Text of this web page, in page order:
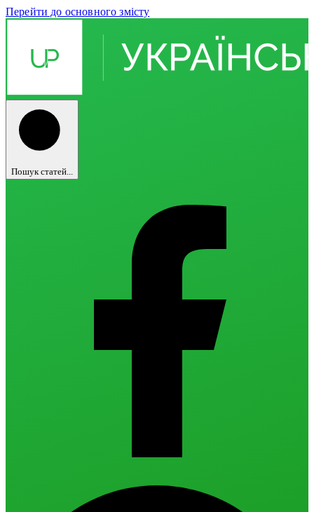
Перейти до основного змісту
Пошук статей...